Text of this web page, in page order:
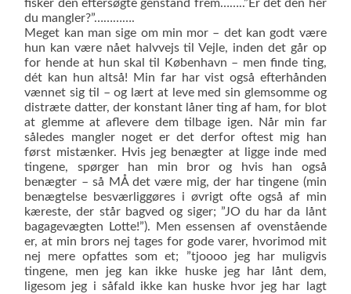
fisker den eftersøgte genstand frem……..”Er det den her
du mangler?”………….
Meget kan man sige om min mor – det kan godt være
hun kan være nået halv­vejs til Vejle, inden det går op
for hende at hun skal til København – men finde ting,
dét kan hun altså! Min far har vist også efterhånden
vænnet sig til – og lært at leve med sin glemsomme og
distræte datter, der konstant låner ting af ham, for blot
at glemme at aflevere dem tilbage igen. Når min far
således mangler noget er det derfor oftest mig han
først mistænker. Hvis jeg benægter at ligge inde med
tingene, spørger han min bror og hvis han også
benægter – så MÅ det være mig, der har tingene (min
benægtelse besværliggø­res i øv­rigt ofte også af min
kæreste, der står bagved og siger; ”JO du har da lånt
bagagevægten Lotte!”). Men essensen af ovenstående
er, at min brors nej tages for gode varer, hvorimod mit
nej mere opfattes som et; ”tjoooo jeg har muligvis
tingene, men jeg kan ikke huske jeg har lånt dem,
ligesom jeg i såfald ikke kan hu­ske hvor jeg har lagt